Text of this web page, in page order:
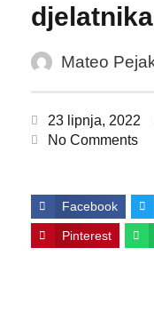
Mateo
23 lipnja, 2022
No Comments
Facebook
Pinterest